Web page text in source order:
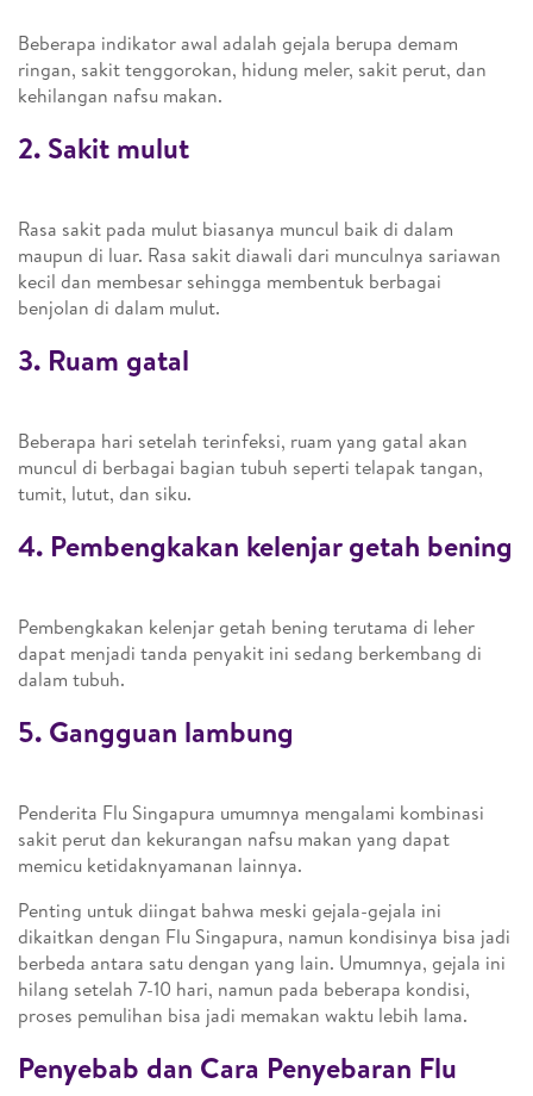
Beberapa indikator awal adalah gejala berupa demam
ringan, sakit tenggorokan, hidung meler, sakit perut, dan
kehilangan nafsu makan.
2. Sakit mulut
Rasa sakit pada mulut biasanya muncul baik di dalam
maupun di luar. Rasa sakit diawali dari munculnya sariawan
kecil dan membesar sehingga membentuk berbagai
benjolan di dalam mulut.
3. Ruam gatal
Beberapa hari setelah terinfeksi, ruam yang gatal akan
muncul di berbagai bagian tubuh seperti telapak tangan,
tumit, lutut, dan siku.
4. Pembengkakan kelenjar getah bening
Pembengkakan kelenjar getah bening terutama di leher
dapat menjadi tanda penyakit ini sedang berkembang di
dalam tubuh.
5. Gangguan lambung
Penderita Flu Singapura umumnya mengalami kombinasi
sakit perut dan kekurangan nafsu makan yang dapat
memicu ketidaknyamanan lainnya.
Penting untuk diingat bahwa meski gejala-gejala ini
dikaitkan dengan Flu Singapura, namun kondisinya bisa jadi
berbeda antara satu dengan yang lain. Umumnya, gejala ini
hilang setelah 7-10 hari, namun pada beberapa kondisi,
proses pemulihan bisa jadi memakan waktu lebih lama.
Penyebab dan Cara Penyebaran Flu